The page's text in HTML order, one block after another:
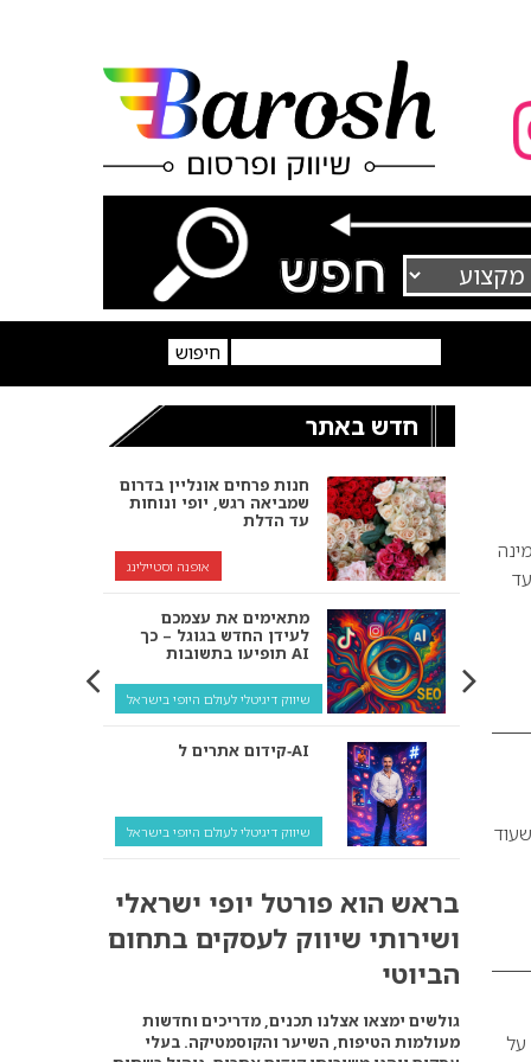
על
חדש באתר
חנות פרחים אונליין בדרום
שמביאה רגש, יופי ונוחות
עד הדלת
אופנה וסטיילינג
מתאימים את עצמכם
לעידן החדש בגוגל – כך
תופיעו בתשובות AI
שיווק דיגיטלי לעולם היופי בישראל
קידום אתרים ל‑AI
שיווק דיגיטלי לעולם היופי בישראל
ולמה העסק שלך צריך
להתאים את עצמו אליהם?
קידום ל‑AI לעומת קידום
רגיל: איפה הכסף נמצא
באמת?
בראש הוא פורטל יופי ישראלי
ושירותי שיווק לעסקים בתחום
הביוטי
גולשים ימצאו אצלנו תכנים, מדריכים וחדשות
מעולמות הטיפוח, השיער והקוסמטיקה. בעלי